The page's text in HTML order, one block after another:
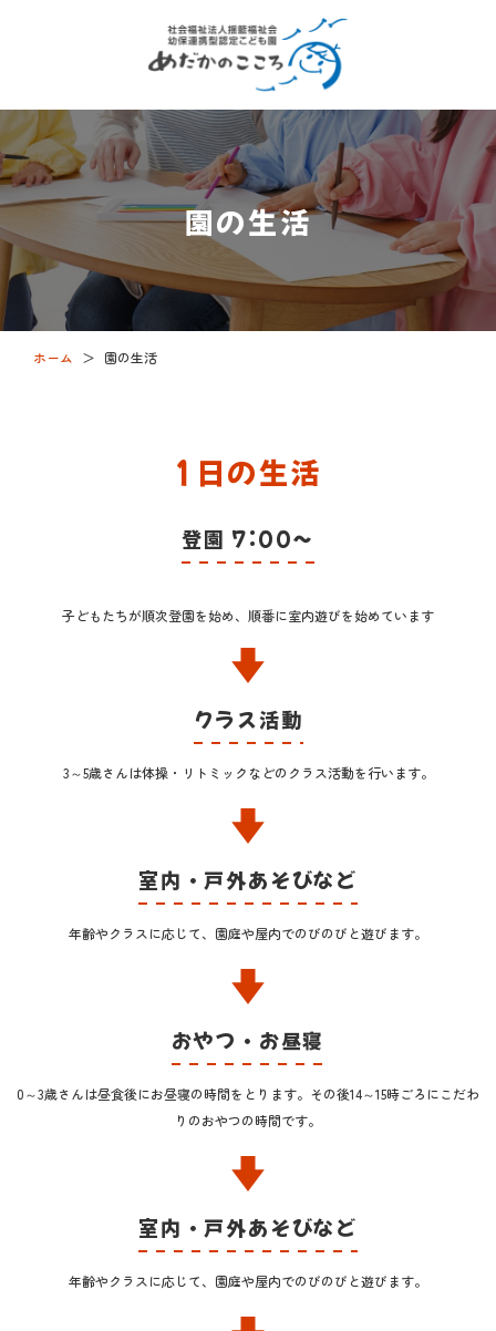
園の生活
ホーム ＞ 園の生活
1日の生活
登園 7:00～
子どもたちが順次登園を始め、順番に室内遊びを始めています
クラス活動
3～5歳さんは体操・リトミックなどのクラス活動を行います。
室内・戸外あそびなど
年齢やクラスに応じて、園庭や屋内でのびのびと遊びます。
おやつ・お昼寝
0～3歳さんは昼食後にお昼寝の時間をとります。その後14～15時ごろにこだわ
りのおやつの時間です。​​​​​​
室内・戸外あそびなど
年齢やクラスに応じて、園庭や屋内でのびのびと遊びます。